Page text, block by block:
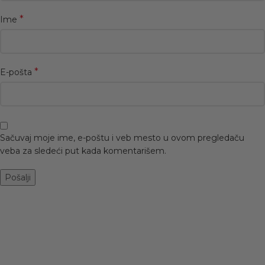
Ime *
E-pošta *
Sačuvaj moje ime, e-poštu i veb mesto u ovom pregledaču
veba za sledeći put kada komentarišem.